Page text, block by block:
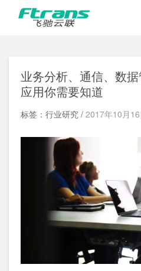
业务分析、通信、数
应用你需要知道
标签：行业研究 / 2017年10月16